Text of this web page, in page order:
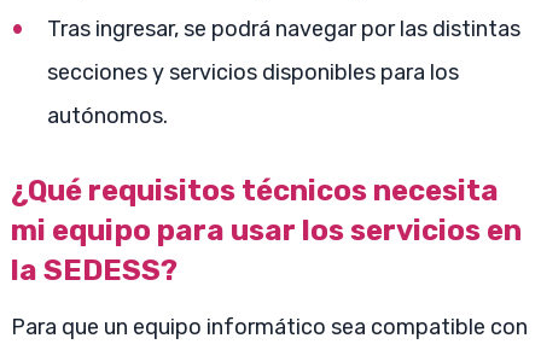
Tras ingresar, se podrá navegar por las distintas
secciones y servicios disponibles para los
autónomos.
¿Qué requisitos técnicos necesita
mi equipo para usar los servicios en
la SEDESS?
Para que un equipo informático sea compatible con